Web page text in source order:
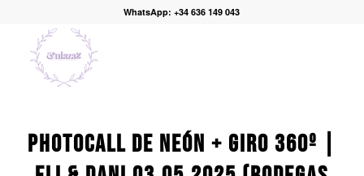
WhatsApp: +34 636 149 043
PHOTOCALL DE NEÓN + GIRO 360º |